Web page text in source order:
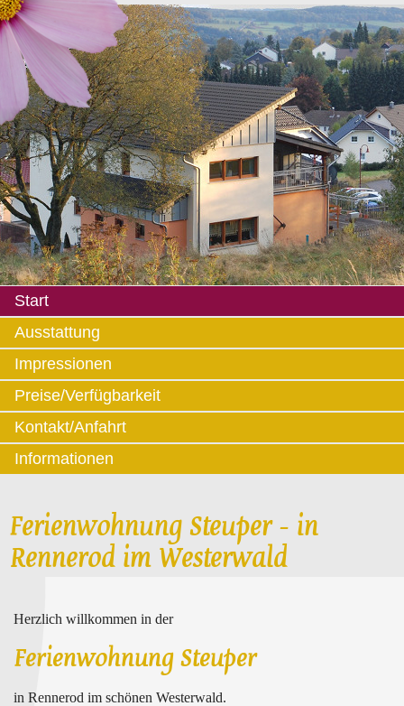
Start
Ausstattung
Impressionen
Preise/Verfügbarkeit
Kontakt/Anfahrt
Informationen
Ferienwohnung Steuper - in
Rennerod im Westerwald
Herzlich willkommen in der
Ferienwohnung Steuper
in Rennerod im schönen Westerwald.